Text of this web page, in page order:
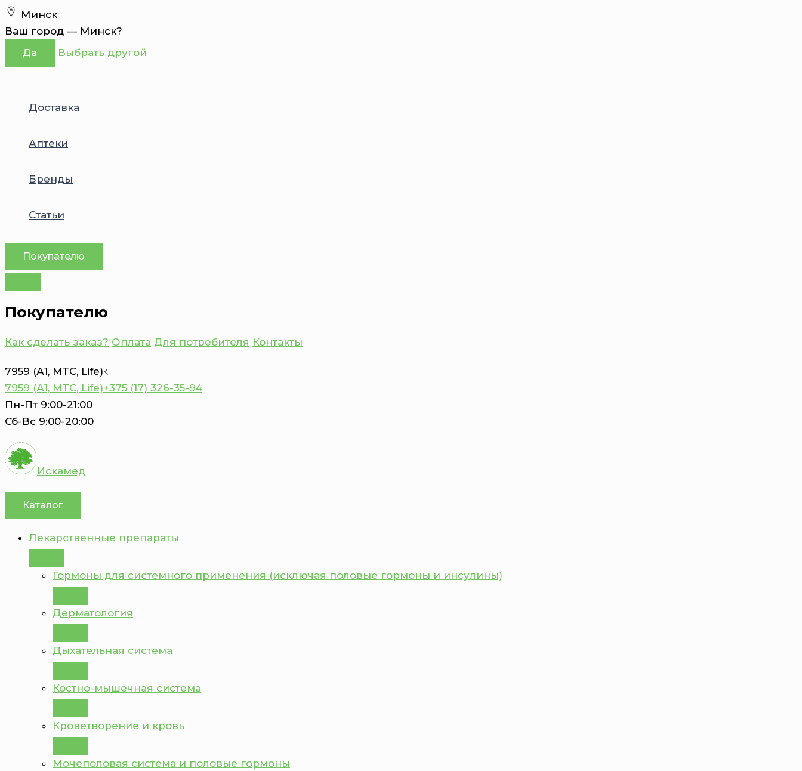
Перейти
к
содержимому
Минск
Ваш город — Минск?
Да Выбрать другой
Доставка
Аптеки
Бренды
Статьи
Покупателю
Покупателю
Как сделать заказ? Оплата Для потребителя Контакты
7959 (А1, MTC, Life)
7959 (А1, MTC, Life)+375 (17) 326-35-94
Пн-Пт 9:00-21:00
Сб-Вс 9:00-20:00
Искамед
Каталог
Лекарственные препараты
Гормоны для системного применения (исключая половые гормоны и инсулины)
Дерматология
Дыхательная система
Костно-мышечная система
Кроветворение и кровь
Мочеполовая система и половые гормоны